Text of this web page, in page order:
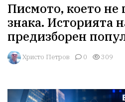
Писмото, което не
знака. Историята
предизборен
Христо Петров 0 309